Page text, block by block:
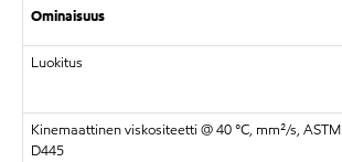
Ominaisuus
Luokitus
Kinemaattinen viskositeetti @ 40 °C, mm²/s, ASTM
D445